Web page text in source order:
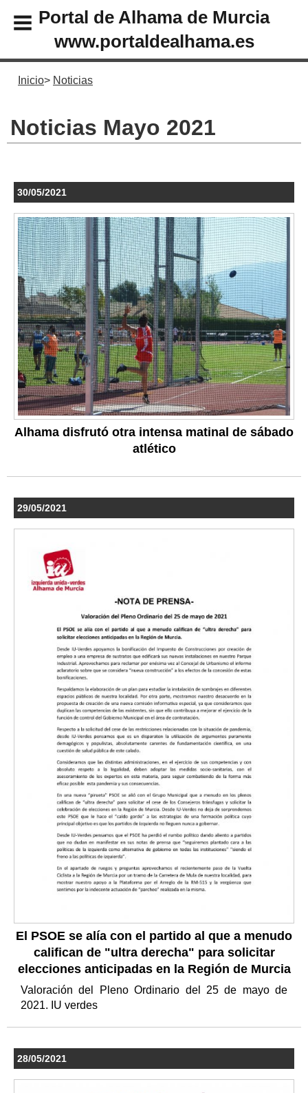
Portal de Alhama de Murcia
www.portaldealhama.es
Inicio Noticias
Noticias Mayo 2021
30/05/2021
Alhama disfrutó otra intensa matinal de sábado
atlético
29/05/2021
El PSOE se alía con el partido al que a menudo
califican de "ultra derecha" para solicitar
elecciones anticipadas en la Región de Murcia
Valoración del Pleno Ordinario del 25 de mayo de
2021. IU verdes
28/05/2021